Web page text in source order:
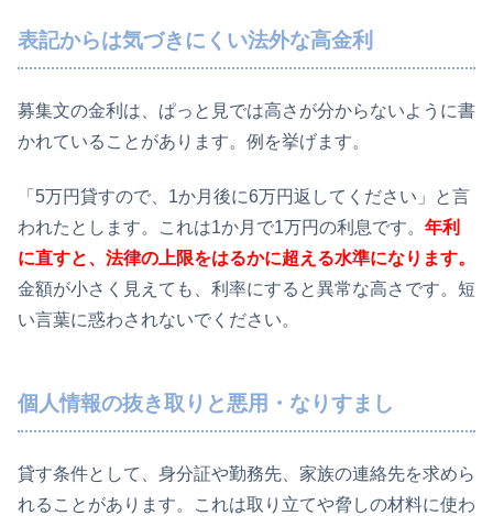
表記からは気づきにくい法外な高金利
募集文の金利は、ぱっと見では高さが分からないように書
かれていることがあります。例を挙げます。
「5万円貸すので、1か月後に6万円返してください」と言
われたとします。これは1か月で1万円の利息です。 年利
に直すと、法律の上限をはるかに超える水準になります。
金額が小さく見えても、利率にすると異常な高さです。短
い言葉に惑わされないでください。
個人情報の抜き取りと悪用・なりすまし
貸す条件として、身分証や勤務先、家族の連絡先を求めら
れることがあります。これは取り立てや脅しの材料に使わ